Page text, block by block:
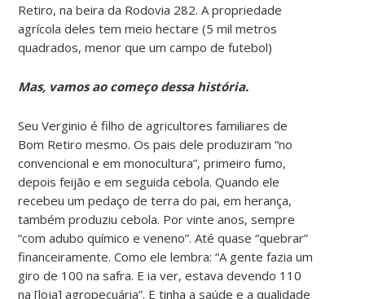
Retiro, na beira da Rodovia 282. A propriedade
agrícola deles tem meio hectare (5 mil metros
quadrados, menor que um campo de futebol)
Mas, vamos ao começo dessa história.
Seu Verginio é filho de agricultores familiares de
Bom Retiro mesmo. Os pais dele produziram “no
convencional e em monocultura”, primeiro fumo,
depois feijão e em seguida cebola. Quando ele
recebeu um pedaço de terra do pai, em herança,
também produziu cebola. Por vinte anos, sempre
“com adubo químico e veneno”. Até quase “quebrar”
financeiramente. Como ele lembra: “A gente fazia um
giro de 100 na safra. E ia ver, estava devendo 110
na [loja] agropecuária”. E tinha a saúde e a qualidade